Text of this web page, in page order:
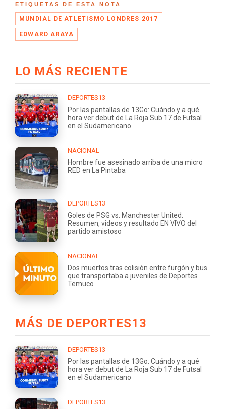
ETIQUETAS DE ESTA NOTA
MUNDIAL DE ATLETISMO LONDRES 2017
EDWARD ARAYA
LO MÁS RECIENTE
DEPORTES13
Por las pantallas de 13Go: Cuándo y a qué
hora ver debut de La Roja Sub 17 de Futsal
en el Sudamericano
NACIONAL
Hombre fue asesinado arriba de una micro
RED en La Pintaba
DEPORTES13
Goles de PSG vs. Manchester United:
Resumen, videos y resultado EN VIVO del
partido amistoso
NACIONAL
Dos muertos tras colisión entre furgón y bus
que transportaba a juveniles de Deportes
Temuco
MÁS DE DEPORTES13
DEPORTES13
Por las pantallas de 13Go: Cuándo y a qué
hora ver debut de La Roja Sub 17 de Futsal
en el Sudamericano
DEPORTES13